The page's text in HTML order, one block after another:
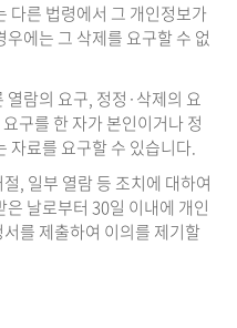
다른 법령에서 그 개인정보가
에는 그 삭제를 요구할 수 없
람의 요구, 정정·삭제의 요
구를 한 자가 본인이거나 정
자료를 요구할 수 있습니다.
, 일부 열람 등 조치에 대하여
날로부터 30일 이내에 개인
를 제출하여 이의를 제기할